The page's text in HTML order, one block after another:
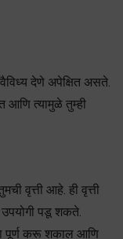
वैविध्य देणे अपेक्षित असते.
आणि त्यामुळे तुम्ही
वृत्ती आहे. ही वृत्ती
उपयोगी पडू शकते.
पूर्ण करू शकाल आणि